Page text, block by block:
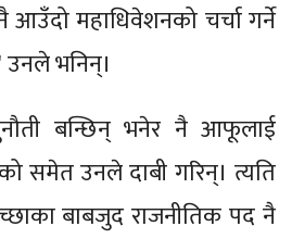
महाधिवेशनको चर्चा गर्ने
भनिन्।
बन्छिन् भनेर नै आफूलाई
समेत उनले दाबी गरिन्। त्यति
बाबजुद राजनीतिक पद नै